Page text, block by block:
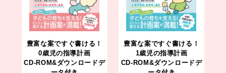
豊富な案ですぐ書ける！
0歳児の指導計画
CD-ROM&ダウンロードデ
豊富な案ですぐ書ける！
1歳児の指導計画
CD-ROM&ダウンロードデ